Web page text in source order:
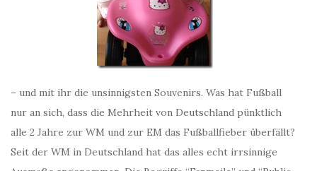
– und mit ihr die unsinnigsten Souvenirs. Was hat Fußball
nur an sich, dass die Mehrheit von Deutschland pünktlich
alle 2 Jahre zur WM und zur EM das Fußballfieber überfällt?
Seit der WM in Deutschland hat das alles echt irrsinnige